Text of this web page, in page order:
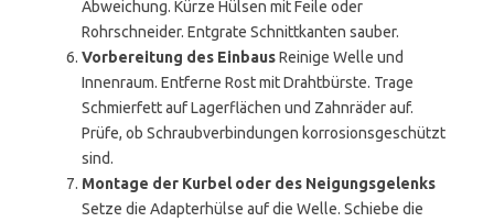
Abweichung. Kürze Hülsen mit Feile oder
Rohrschneider. Entgrate Schnittkanten sauber.
Vorbereitung des EinbausReinige Welle und
Innenraum. Entferne Rost mit Drahtbürste. Trage
Schmierfett auf Lagerflächen und Zahnräder auf.
Prüfe, ob Schraubverbindungen korrosionsgeschützt
sind.
Montage der Kurbel oder des Neigungsgelenks
Setze die Adapterhülse auf die Welle. Schiebe die